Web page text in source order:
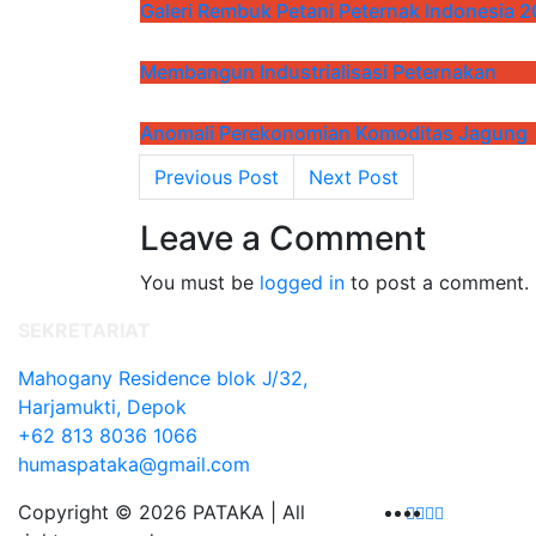
Galeri Rembuk Petani Peternak Indonesia
Membangun Industrialisasi Peternakan
Anomali Perekonomian Komoditas Jagung
Post navigation
Previous Post Next Post
Leave a Comment
You must be logged in to post a comment.
Mahogany Residence blok J/32,
Harjamukti, Depok
+62 813 8036 1066
humaspataka@gmail.com
Copyright © 2026 PATAKA | All